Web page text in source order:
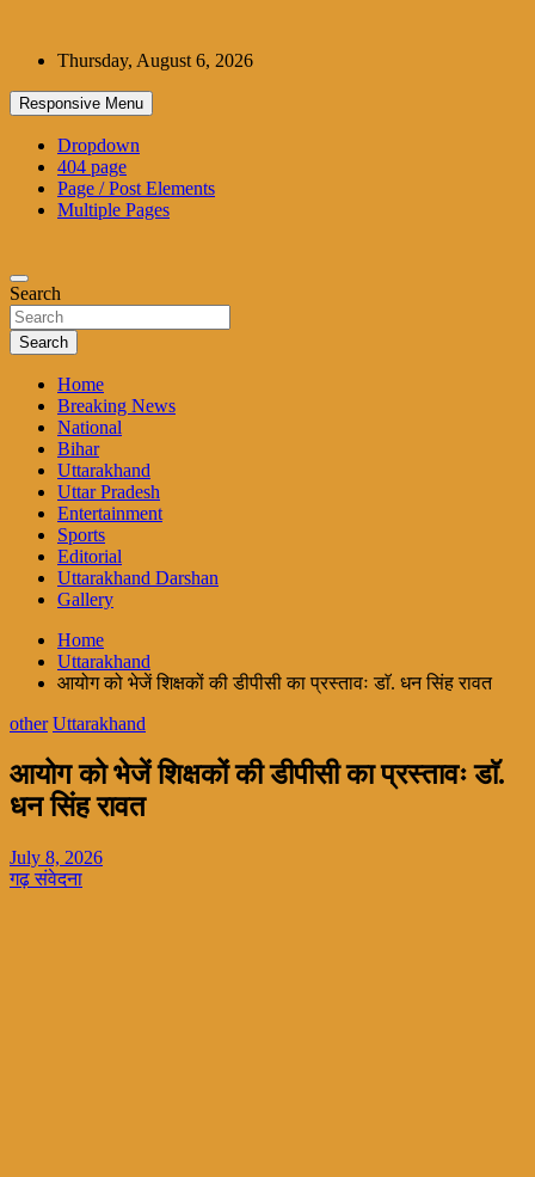
contentThursday, August 6, 2026
Responsive Menu
Dropdown
404 page
Page / Post Elements
Multiple Pages
Search
Search
Home
Breaking News
National
Bihar
Uttarakhand
Uttar Pradesh
Entertainment
Sports
Editorial
Uttarakhand Darshan
Gallery
Home
Uttarakhand
आयोग को भेजें शिक्षकों की डीपीसी का प्रस्तावः डाॅ. धन सिंह रावत
other Uttarakhand
आयोग को भेजें शिक्षकों की डीपीसी का प्रस्तावः डाॅ.
धन सिंह रावत
July 8, 2026
गढ़ संवेदना